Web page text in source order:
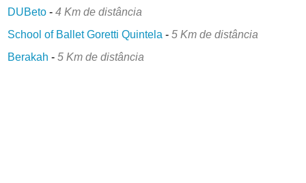
DUBeto -4 Km de distância
School of Ballet Goretti Quintela -5 Km de distância
Berakah -5 Km de distância